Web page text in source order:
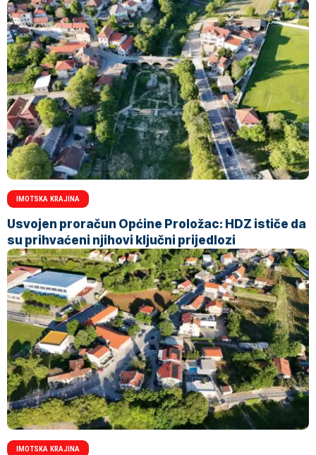
IMOTSKA KRAJINA
Usvojen proračun Općine Proložac: HDZ ističe da
su prihvaćeni njihovi ključni prijedlozi
IMOTSKA KRAJINA